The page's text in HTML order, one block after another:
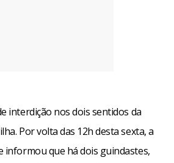
interdição nos dois sentidos da
Por volta das 12h desta sexta, a
informou que há dois guindastes,